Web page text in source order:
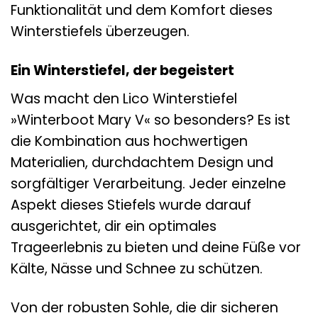
Funktionalität und dem Komfort dieses
Winterstiefels überzeugen.
Ein Winterstiefel, der begeistert
Was macht den Lico Winterstiefel
»Winterboot Mary V« so besonders? Es ist
die Kombination aus hochwertigen
Materialien, durchdachtem Design und
sorgfältiger Verarbeitung. Jeder einzelne
Aspekt dieses Stiefels wurde darauf
ausgerichtet, dir ein optimales
Trageerlebnis zu bieten und deine Füße vor
Kälte, Nässe und Schnee zu schützen.
Von der robusten Sohle, die dir sicheren